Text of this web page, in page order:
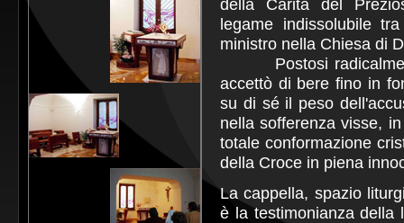
della Carità del
legame indissolubile
ministro nella Chiesa di
Postosi
accettò di bere fino in
su di sé il peso
nella sofferenza visse,
totale conformazione
della Croce in piena
La cappella, spazio
è la testimonianza della